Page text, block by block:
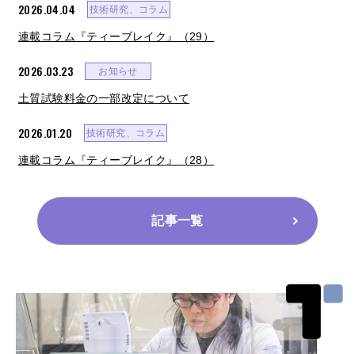
2026.04.04 技術研究、コラム
連載コラム『ティーブレイク』（29）
2026.03.23 お知らせ
土質試験料金の一部改定について
2026.01.20 技術研究、コラム
連載コラム『ティーブレイク』（28）
記事一覧